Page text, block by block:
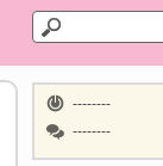
--------
--------